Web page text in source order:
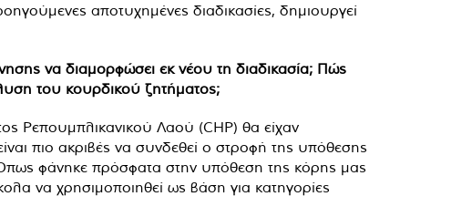
αποτυχημένες διαδικασίες, δημιουργεί
να διαμορφώσει εκ νέου τη διαδικασία; Πώς
του κουρδικού ζητήματος;
Ρεπουμπλικανικού Λαού (CHP) θα είχαν
πιο ακριβές να συνδεθεί ο στροφή της υπόθεσης
φάνηκε πρόσφατα στην υπόθεση της κόρης μας
να χρησιμοποιηθεί ως βάση για κατηγορίες